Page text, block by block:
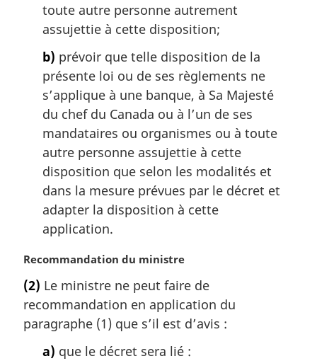
toute autre personne autrement
assujettie à cette disposition;
b) prévoir que telle disposition de la
présente loi ou de ses règlements ne
s’applique à une banque, à Sa Majesté
du chef du Canada ou à l’un de ses
mandataires ou organismes ou à toute
autre personne assujettie à cette
disposition que selon les modalités et
dans la mesure prévues par le décret et
adapter la disposition à cette
application.
N
t
e
m
Recommandation du ministre
(2) Le ministre ne peut faire de
recommandation en application du
paragraphe (1) que s’il est d’avis :
a) que le décret sera lié :